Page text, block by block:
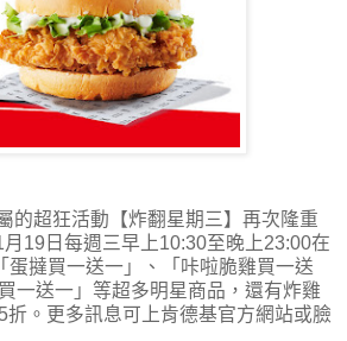
的超狂活動【炸翻星期三】再次隆重
19日每週三早上10:30至晚上23:00在
蛋撻買一送一」、「咔啦脆雞買一送
一送一」等超多明星商品，還有炸雞
折。更多訊息可上肯德基官方網站或臉